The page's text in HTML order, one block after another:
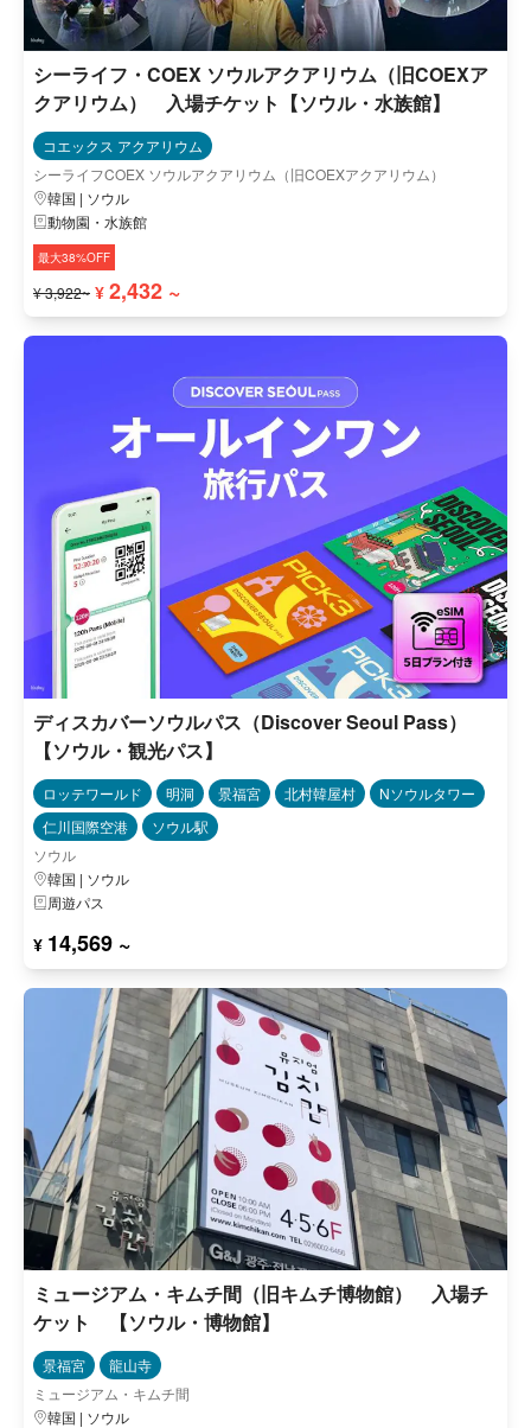
シーライフ・COEX ソウルアクアリウム（旧COEXア
クアリウム） 入場チケット【ソウル・水族館】
コエックス アクアリウム
シーライフCOEX ソウルアクアリウム（旧COEXアクアリウム）
韓国 | ソウル
動物園・水族館
最大38%OFF
¥ 3,922~ ¥ 2,432 ~
ディスカバーソウルパス（Discover Seoul Pass）
【ソウル・観光パス】
ロッテワールド 明洞 景福宮 北村韓屋村
Nソウルタワー
仁川国際空港
ソウル駅
ソウル
韓国 | ソウル
周遊パス
¥ 14,569 ~
ミュージアム・キムチ間（旧キムチ博物館） 入場チ
ケット 【ソウル・博物館】
景福宮
龍山寺
ミュージアム・キムチ間
韓国 | ソウル